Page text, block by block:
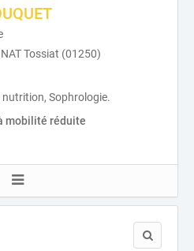
Tossiat (01250)
Sophrologie.
mobilité réduite